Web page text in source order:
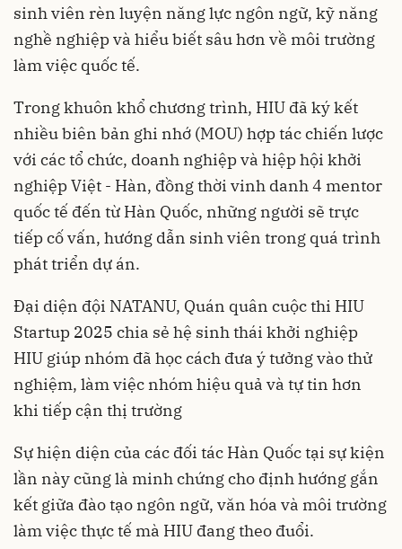
sinh viên rèn luyện năng lực ngôn ngữ, kỹ năng
nghề nghiệp và hiểu biết sâu hơn về môi trường
làm việc quốc tế.
Trong khuôn khổ chương trình, HIU đã ký kết
nhiều biên bản ghi nhớ (MOU) hợp tác chiến lược
với các tổ chức, doanh nghiệp và hiệp hội khởi
nghiệp Việt - Hàn, đồng thời vinh danh 4 mentor
quốc tế đến từ Hàn Quốc, những người sẽ trực
tiếp cố vấn, hướng dẫn sinh viên trong quá trình
phát triển dự án.
Đại diện đội NATANU, Quán quân cuộc thi HIU
Startup 2025 chia sẻ hệ sinh thái khởi nghiệp
HIU giúp nhóm đã học cách đưa ý tưởng vào thử
nghiệm, làm việc nhóm hiệu quả và tự tin hơn
khi tiếp cận thị trường
Sự hiện diện của các đối tác Hàn Quốc tại sự kiện
lần này cũng là minh chứng cho định hướng gắn
kết giữa đào tạo ngôn ngữ, văn hóa và môi trường
làm việc thực tế mà HIU đang theo đuổi.